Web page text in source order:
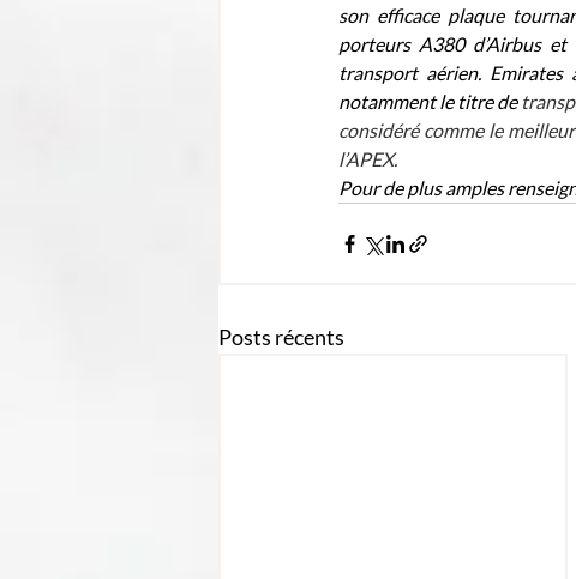
son efficace plaque
porteurs A380 d’Airbus
transport aérien. Emirates
notamment le titre de
considéré comme le
l’APEX.
Pour de plus amples
Posts récents